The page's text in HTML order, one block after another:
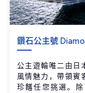
鑽石公主號
公主遊輪唯二由日
風情魅力，帶領賓
珍饈任您挑選。